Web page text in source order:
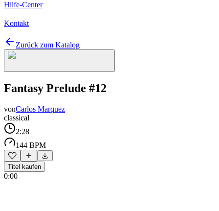
Hilfe-Center
Kontakt
Zurück zum Katalog
Fantasy Prelude #12
vonCarlos Marquez
classical
2:28
144 BPM
Titel kaufen
0:00